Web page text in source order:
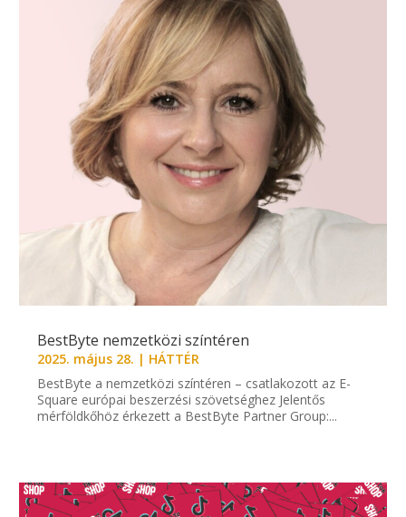
BestByte nemzetközi színtéren
2025. május 28. | HÁTTÉR
BestByte a nemzetközi színtéren – csatlakozott az E-
Square európai beszerzési szövetséghez Jelentős
mérföldkőhöz érkezett a BestByte Partner Group:...